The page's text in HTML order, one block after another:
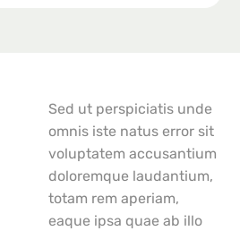
Sed ut perspiciatis unde
omnis iste natus error sit
voluptatem accusantium
doloremque laudantium,
totam rem aperiam,
eaque ipsa quae ab illo